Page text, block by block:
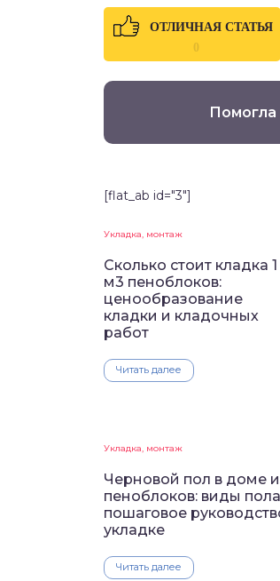
ОТЛИЧНАЯ СТАТЬЯ
0
Помогла
[flat_ab id="3"]
Укладка, монтаж
Сколько стоит кладка 1
м3 пеноблоков:
ценообразование
кладки и кладочных
работ
Читать далее
Укладка, монтаж
Черновой пол в доме
пеноблоков: виды
пошаговое
укладке
Читать далее